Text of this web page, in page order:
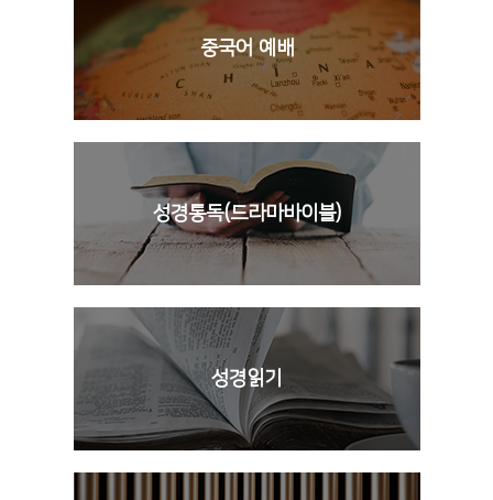
중국어 예배
성경통독(드라마바이블)
성경읽기